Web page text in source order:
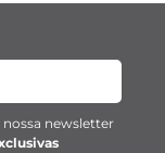
nossa newsletter